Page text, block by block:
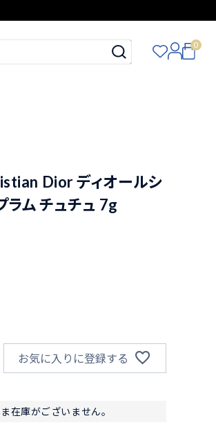
0
Dior ディオールシ
ラム チュチュ 7g
お気に入りに登録する
在庫がございません。